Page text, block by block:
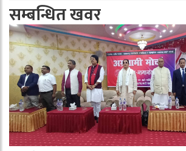
सम्बन्धित खवर